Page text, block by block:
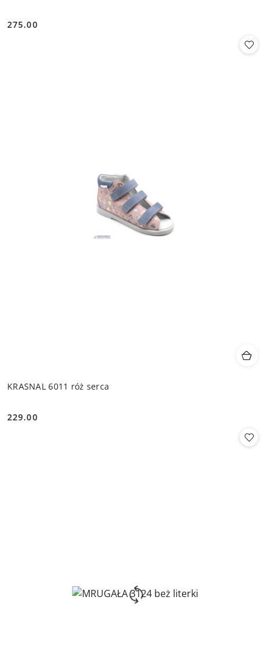
Cena:
275.00
KRASNAL 6011 róż serca
Cena:
229.00